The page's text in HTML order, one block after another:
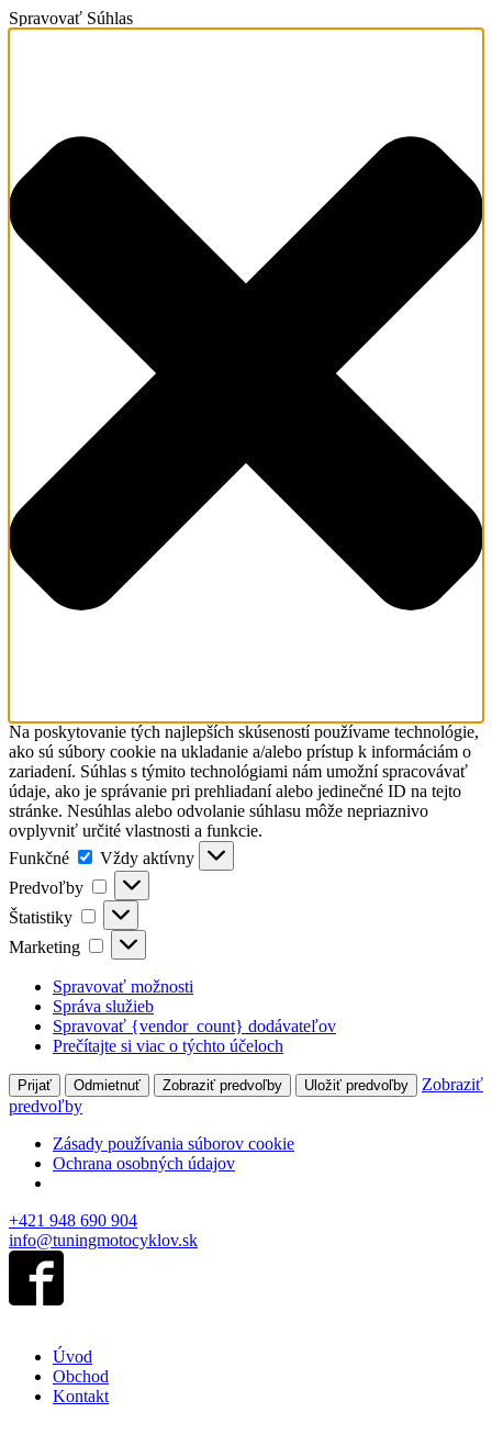
Spravovať Súhlas
Na poskytovanie tých najlepších skúseností používame technológie,
ako sú súbory cookie na ukladanie a/alebo prístup k informáciám o
zariadení. Súhlas s týmito technológiami nám umožní spracovávať
údaje, ako je správanie pri prehliadaní alebo jedinečné ID na tejto
stránke. Nesúhlas alebo odvolanie súhlasu môže nepriaznivo
ovplyvniť určité vlastnosti a funkcie.
Funkčné
Funkčné
Vždy aktívny
Predvoľby
Predvoľby
Štatistiky Štatistiky
Marketing Marketing
Spravovať možnosti
Správa služieb
Spravovať {vendor_count} dodávateľov
Prečítajte si viac o týchto účeloch
Prijať Odmietnuť Zobraziť predvoľby Uložiť predvoľby
Zobraziť
predvoľby
Zásady používania súborov cookie
Ochrana osobných údajov
+421 948 690 904
info@tuningmotocyklov.sk
Úvod
Obchod
Kontakt